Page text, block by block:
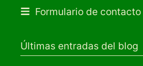
Formulario de contacto
Últimas entradas del blog